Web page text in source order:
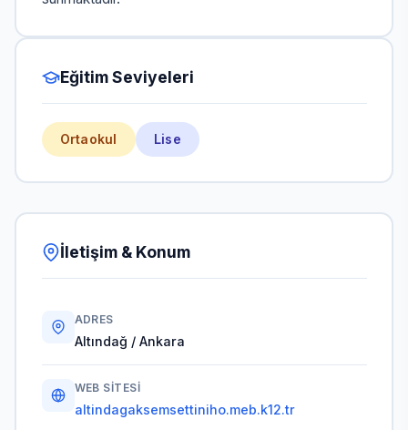
Eğitim Seviyeleri
Ortaokul Lise
İletişim & Konum
ADRES
Altındağ / Ankara
WEB SITESI
altindagaksemsettiniho.meb.k12.tr